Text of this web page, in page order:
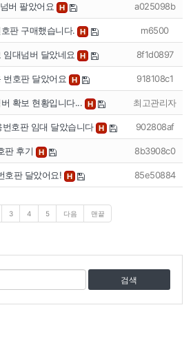
버 팔았어요 H a025098b
판 구매했습니다. H m6500
대넘버 달았네요 H 8f1d0897
번호판 달았어요 H 918108c1
확보 현황입니다... H 최고관리자
호판 임대 달았습니다 H 902808af
판 후기 H 8b3908c0
호판 달았어요! H 85e50884
3 4 5 다음 맨끝